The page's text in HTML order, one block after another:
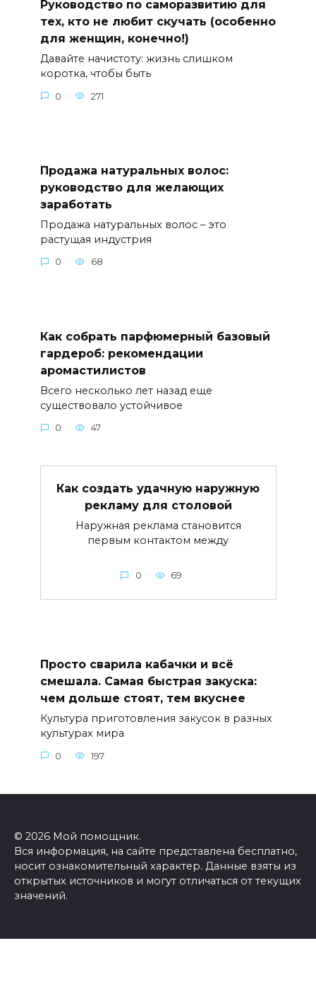
Руководство по саморазвитию для
тех, кто не любит скучать (особенно
для женщин, конечно!)
Давайте начистоту: жизнь слишком
коротка, чтобы быть
0 271
Продажа натуральных волос:
руководство для желающих
заработать
Продажа натуральных волос – это
растущая индустрия
0 68
Как собрать парфюмерный базовый
гардероб: рекомендации
аромастилистов
Всего несколько лет назад еще
существовало устойчивое
0 47
Как создать удачную наружную
рекламу для столовой
Наружная реклама становится
первым контактом между
0 69
Просто сварила кабачки и всё
смешала. Самая быстрая закуска:
чем дольше стоят, тем вкуснее
Культура приготовления закусок в разных
культурах мира
0 197
© 2026 Мой помощник.
Вся информация, на сайте представлена бесплатно,
носит ознакомительный характер. Данные взяты из
открытых источников и могут отличаться от текущих
значений.